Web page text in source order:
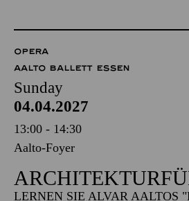
OPERA
AALTO BALLETT ESSEN
Sunday
04.04.2027
13:00 - 14:30
Aalto-Foyer
LERNEN SIE ALVAR AALTOS